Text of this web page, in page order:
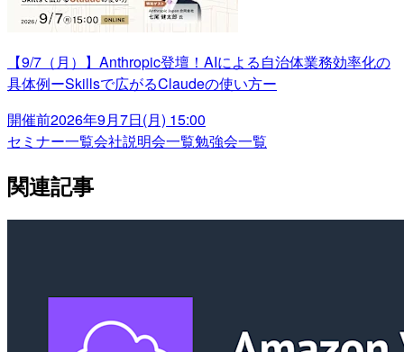
【9/7（月）】Anthropic登壇！AIによる自治体業務効率化の
具体例ーSkillsで広がるClaudeの使い方ー
開催前2026年9月7日(月) 15:00
セミナー一覧会社説明会一覧勉強会一覧
関連記事